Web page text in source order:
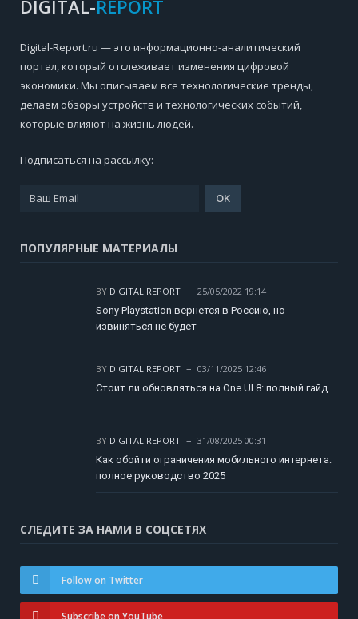
DIGITAL-REPORT
Digital-Report.ru — это информационно-аналитический
портал, который отслеживает изменения цифровой
экономики. Мы описываем все технологические тренды,
делаем обзоры устройств и технологических событий,
которые влияют на жизнь людей.
Подписаться на рассылку:
ПОПУЛЯРНЫЕ МАТЕРИАЛЫ
BY DIGITAL REPORT
25/05/2022 19:14
Sony Playstation вернется в Россию, но
извиняться не будет
BY DIGITAL REPORT
03/11/2025 12:46
Стоит ли обновляться на One UI 8: полный гайд
BY DIGITAL REPORT
31/08/2025 00:31
Как обойти ограничения мобильного интернета:
полное руководство 2025
СЛЕДИТЕ ЗА НАМИ В СОЦСЕТЯХ
Follow on Twitter